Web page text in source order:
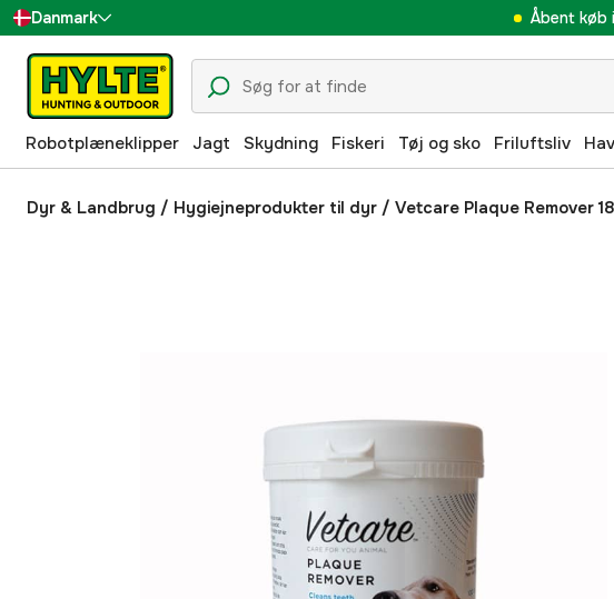
Danmark
Sverige
Suomi
Norge
Deutschland
Åbent køb
Robotplæneklipper Jagt Skydning Fiskeri Tøj og sko Friluftsliv
Dyr & Landbrug / Hygiejneprodukter til dyr / Vetcare Plaque Remover